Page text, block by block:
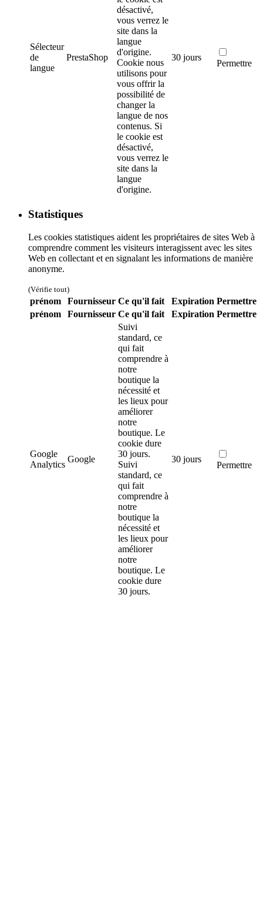
Sélecteur
de
langue
PrestaShop
désactivé,
vous verrez le
site dans la
langue
d'origine.
Cookie nous
utilisons pour
vous offrir la
possibilité de
changer la
langue de nos
contenus. Si
le cookie est
désactivé,
vous verrez le
site dans la
langue
d'origine.
30 jours
Permettre
Statistiques
Les cookies statistiques aident les propriétaires de sites Web à
comprendre comment les visiteurs interagissent avec les sites
Web en collectant et en signalant les informations de manière
anonyme.
(Vérifie tout)
prénom Fournisseur Ce qu'il fait Expiration Permettre
prénom
Fournisseur Ce qu'il fait Expiration Permettre
Google
Analytics
Google
Suivi
standard, ce
qui fait
comprendre à
notre
boutique la
nécessité et
les lieux pour
améliorer
notre
boutique. Le
cookie dure
30 jours.
Suivi
standard, ce
qui fait
comprendre à
notre
boutique la
nécessité et
les lieux pour
améliorer
notre
boutique. Le
cookie dure
30 jours.
30 jours
Permettre